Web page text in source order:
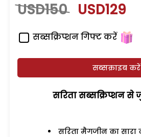
USD150 USD129
सब्सक्रिप्शन गिफ्ट करें
सब्सक्राइब करें
सरिता सब्सक्रिप्शन से
सरिता मैगजीन का